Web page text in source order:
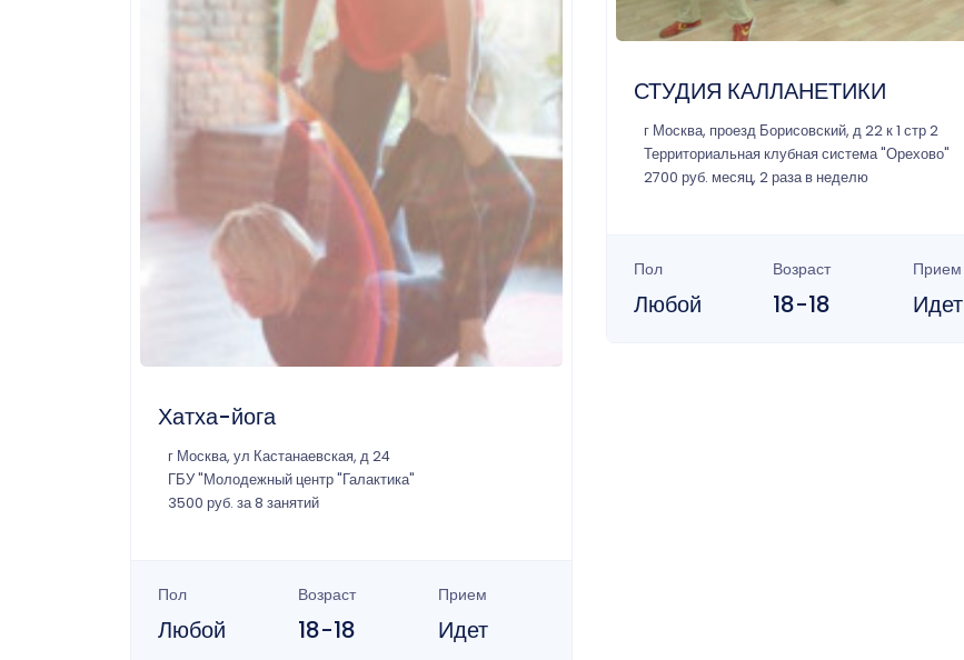
Хатха-йога
г Москва, ул Кастанаевская, д 24
ГБУ "Молодежный центр "Галактика"
3500 руб. за 8 занятий
Пол
Любой
Возраст
18-18
Прием
Идет
СТУДИЯ КАЛЛАНЕТИКИ
г Москва, проезд Борисовский, д 22 к 1 стр 2
Территориальная клубная система "Орехово"
2700 руб. месяц, 2 раза в неделю
Пол
Любой
Возраст
18-18
Прием
Идет